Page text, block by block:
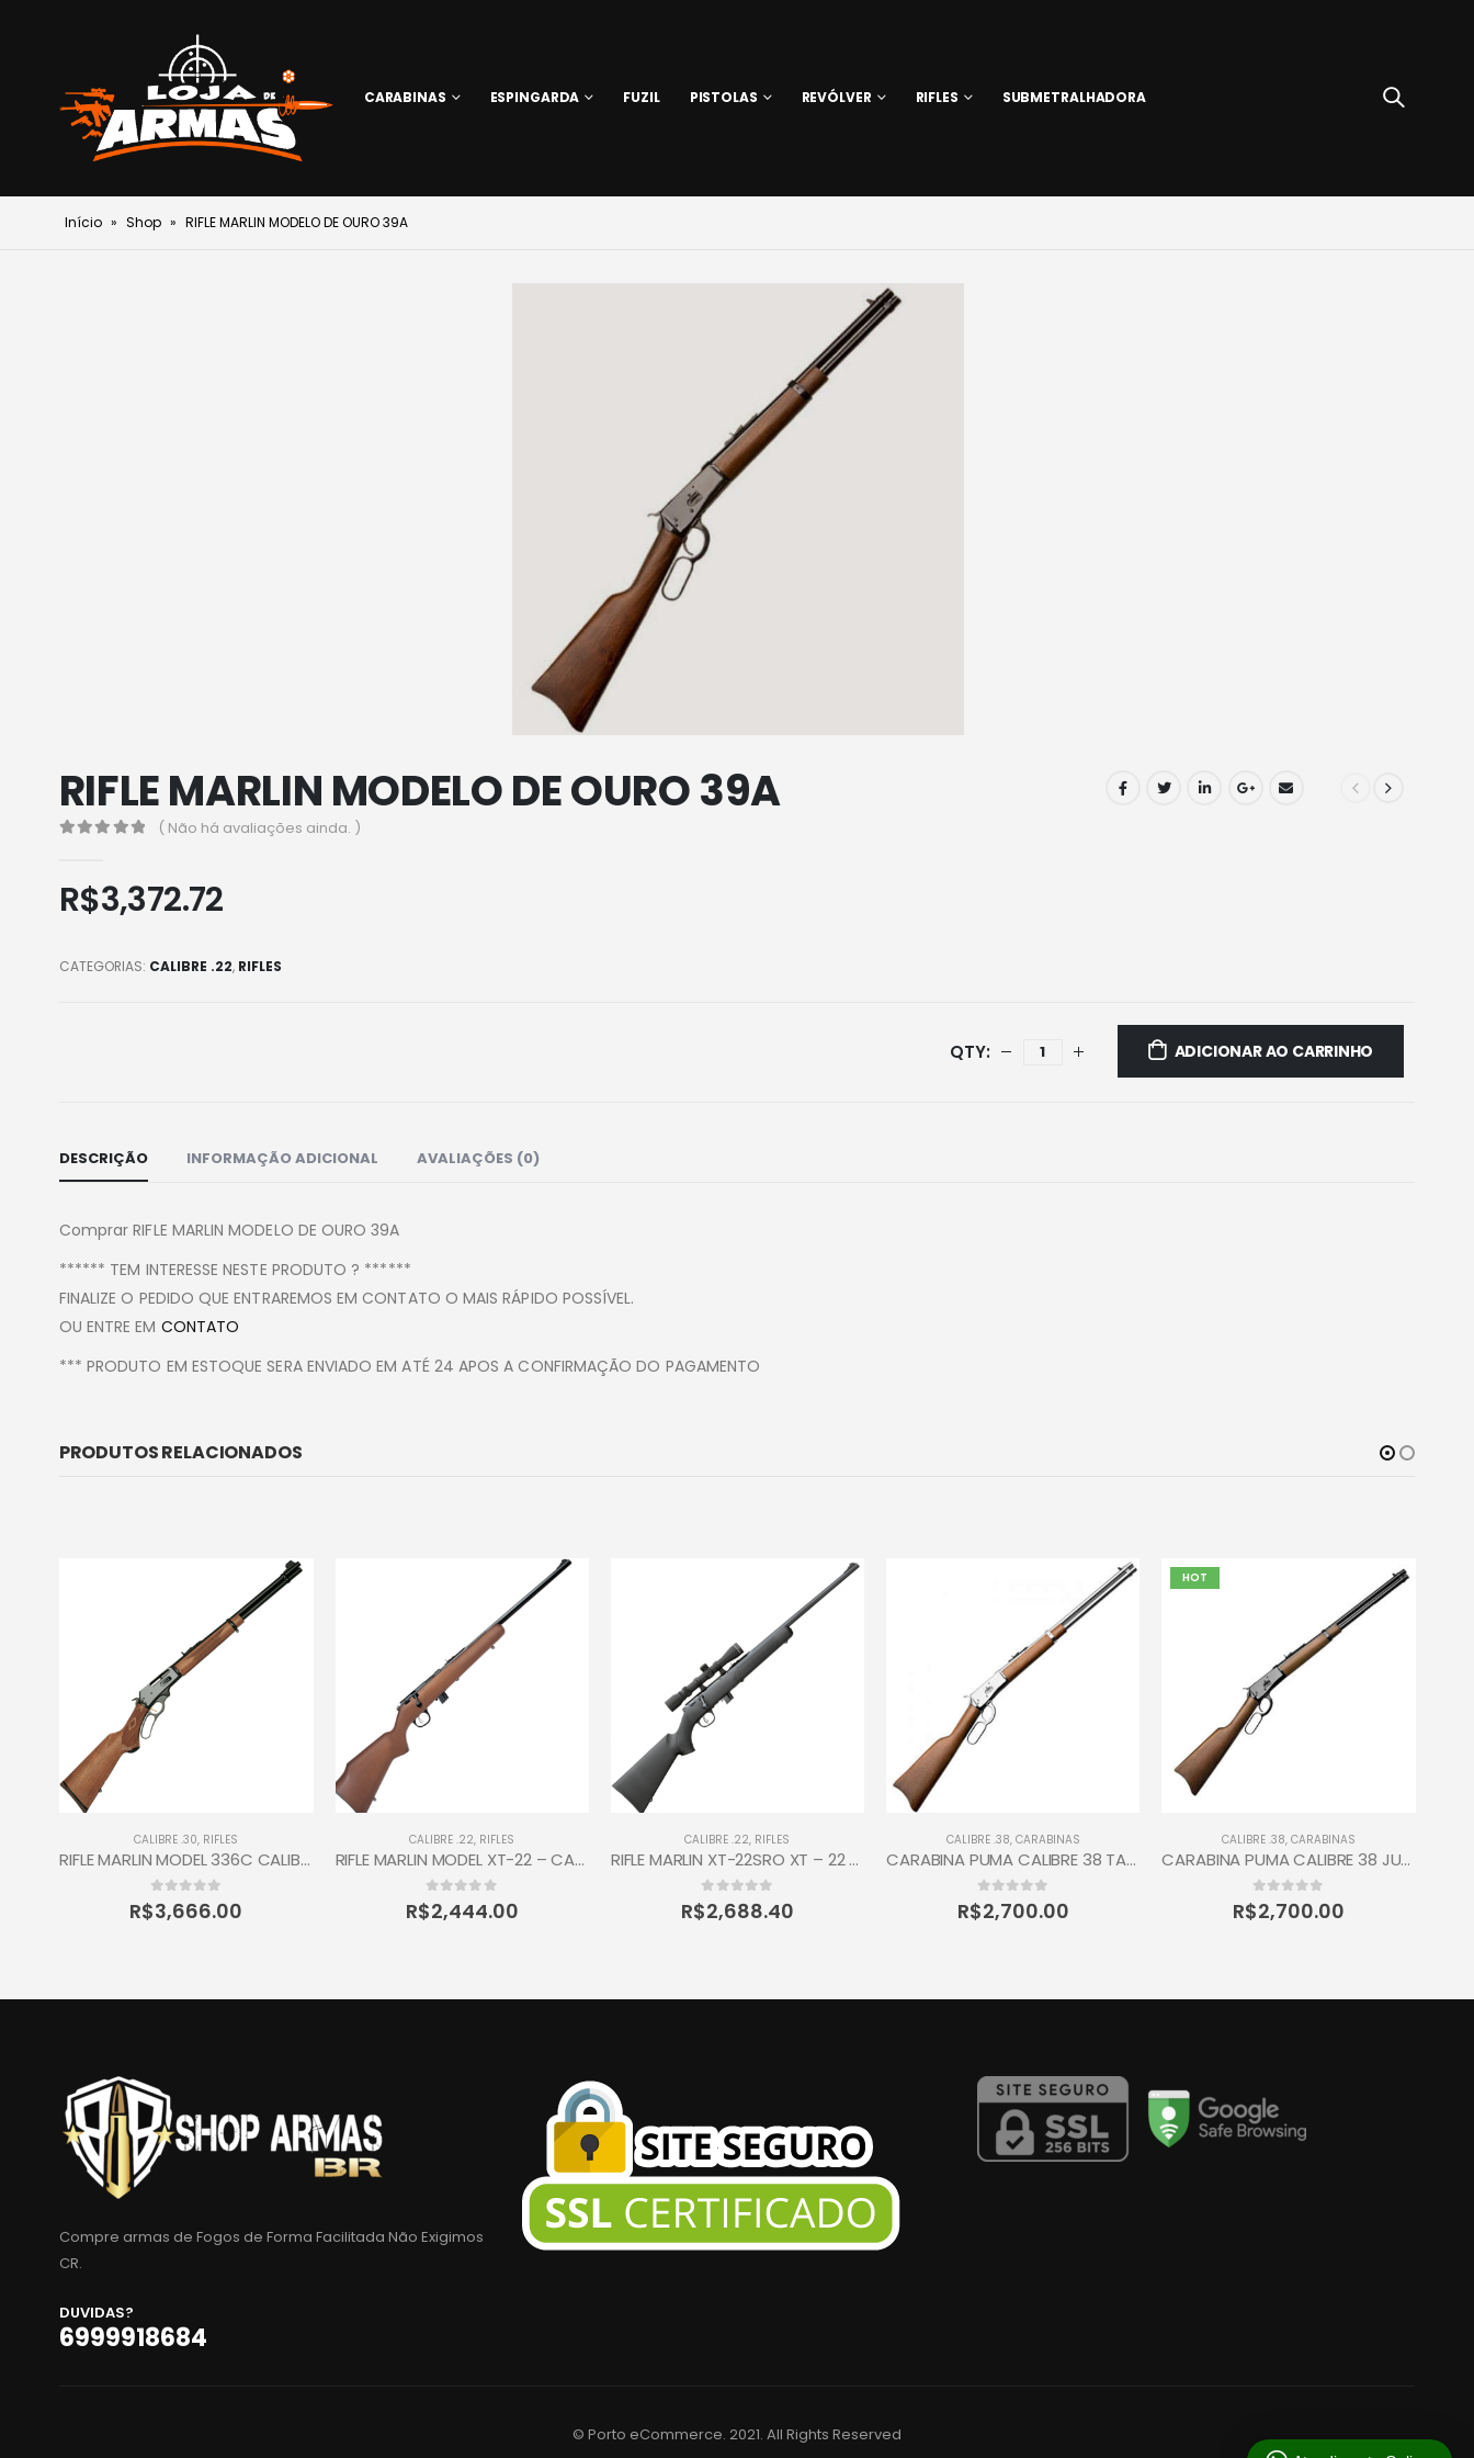
CARABINAS ESPINGARDA FUZIL PISTOLAS REVÓLVER RIFLES SUBMETRALHADORA
Início » Shop » RIFLE MARLIN MODELO DE OURO 39A
RIFLE MARLIN MODELO DE OURO 39A
( Não há avaliações ainda. )
R$3,372.72
CATEGORIAS: CALIBRE .22, RIFLES
ADICIONAR AO CARRINHO
DESCRIÇÃO INFORMAÇÃO ADICIONAL AVALIAÇÕES (0)
Comprar RIFLE MARLIN MODELO DE OURO 39A
****** TEM INTERESSE NESTE PRODUTO ? ******
FINALIZE O PEDIDO QUE ENTRAREMOS EM CONTATO O MAIS RÁPIDO POSSÍVEL.
OU ENTRE EM CONTATO
*** PRODUTO EM ESTOQUE SERA ENVIADO EM ATÉ 24 APOS A CONFIRMAÇÃO DO PAGAMENTO
PRODUTOS RELACIONADOS
CALIBRE .30, RIFLES
RIFLE MARLIN MODEL 336C CALIBRE 30/30 WIN
0out of 5
R$3,666.00
CALIBRE .22, RIFLES
RIFLE MARLIN MODEL XT-22 – CALIBRE 22 LR
0out of 5
R$2,444.00
CALIBRE .22, RIFLES
RIFLE MARLIN XT-22SRO XT – 22 SERIES – CALIBRE : 22 LR
0out of 5
R$2,688.40
CALIBRE .38, CARABINAS
CARABINA PUMA CALIBRE 38 TAURUS 12 TIROS
0out of 5
R$2,700.00
HOT
CALIBRE .38,CARABINAS
CARABINA PUMA CALIBRE 38 JUNIOR TAURUS 10 TIROS INOX
0out of 5
R$2,700.00
Compre armas de Fogos de Forma Facilitada Não Exigimos
CR.
DUVIDAS?
6999918684
© Porto eCommerce. 2021. All Rights Reserved